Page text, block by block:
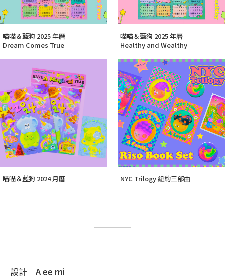
喵喵＆藍狗 2025 年曆
Dream Comes True
喵喵＆藍狗 2025 年曆
Healthy and Wealthy
喵喵＆藍狗 2024 月曆 NYC Trilogy 紐約三部曲
設計 A ee mi